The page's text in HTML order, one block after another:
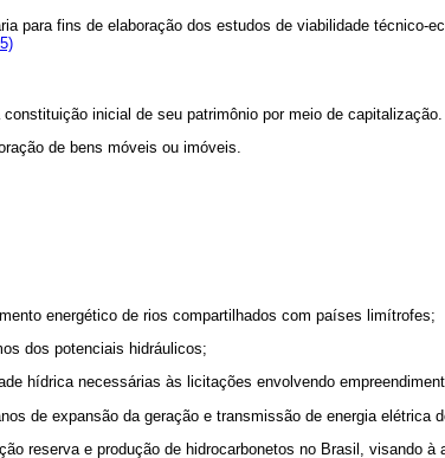
para fins de elaboração dos estudos de viabilidade
inicial de seu patrimônio por meio de capitalização.
de bens móveis ou imóveis.
energético de rios compartilhados com países limítrofes;
dos potenciais hidráulicos;
hídrica necessárias às licitações envolvendo
de expansão da geração e transmissão de energia elétrica
reserva e produção de hidrocarbonetos no Brasil, visando à